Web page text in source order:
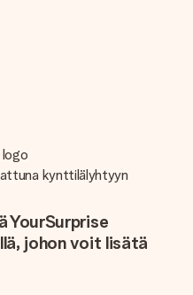
kynttilälyhtyyn
YourSurprise
johon voit lisätä